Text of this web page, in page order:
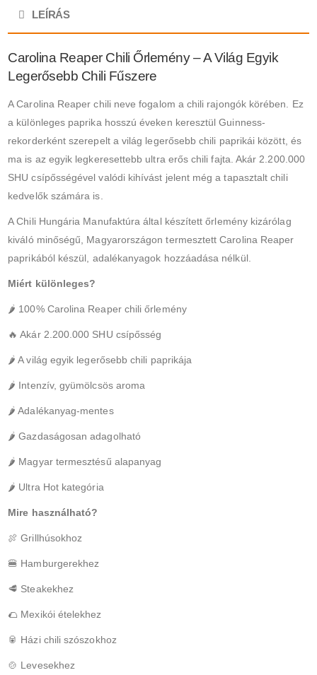
LEÍRÁS
Carolina Reaper Chili Őrlemény – A Világ Egyik
Legerősebb Chili Fűszere
A Carolina Reaper chili neve fogalom a chili rajongók körében. Ez
a különleges paprika hosszú éveken keresztül Guinness-
rekorderként szerepelt a világ legerősebb chili paprikái között, és
ma is az egyik legkeresettebb ultra erős chili fajta. Akár 2.200.000
SHU csípősségével valódi kihívást jelent még a tapasztalt chili
kedvelők számára is.
A Chili Hungária Manufaktúra által készített őrlemény kizárólag
kiváló minőségű, Magyarországon termesztett Carolina Reaper
paprikából készül, adalékanyagok hozzáadása nélkül.
Miért különleges?
🌶 100% Carolina Reaper chili őrlemény
🔥 Akár 2.200.000 SHU csípősség
🌶 A világ egyik legerősebb chili paprikája
🌶 Intenzív, gyümölcsös aroma
🌶 Adalékanyag-mentes
🌶 Gazdaságosan adagolható
🌶 Magyar termesztésű alapanyag
🌶 Ultra Hot kategória
Mire használható?
🍖 Grillhúsokhoz
🍔 Hamburgerekhez
🥩 Steakekhez
🌮 Mexikói ételekhez
🥫 Házi chili szószokhoz
🍲 Levesekhez